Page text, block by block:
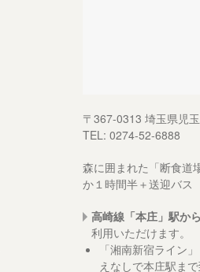
〒367-0313 埼玉県児
TEL: 0274-52-6888
森に囲まれた「断食道
か１時間半＋送迎バス
高崎線「本庄」駅か
利用いただけます。
「湘南新宿ライン
えなしで本庄駅まで